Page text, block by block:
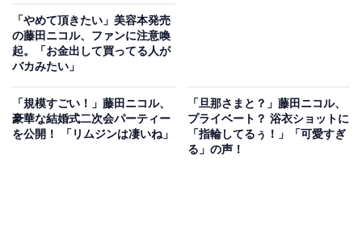
「やめて頂きたい」美容本発売
の藤田ニコル、ファンに注意喚
起。「お金出して買ってる人が
バカみたい」
「規模すごい！」藤田ニコル、
豪華な結婚式二次会パーティー
を公開！ 「リムジンは凄いね」
「旦那さまと？」藤田ニコル、
プライベート？ 浴衣ショットに
「指輪してるぅ！」「可愛すぎ
る」の声！